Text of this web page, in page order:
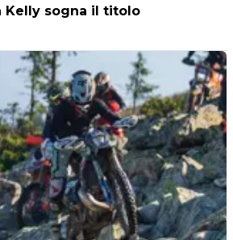
Kelly sogna il titolo